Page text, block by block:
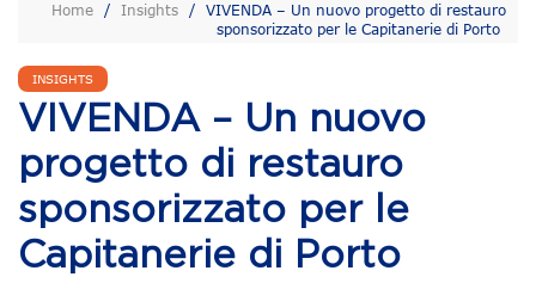
Home / Insights /
VIVENDA – Un nuovo progetto di restauro
sponsorizzato per le Capitanerie di Porto
INSIGHTS
VIVENDA – Un nuovo
progetto di restauro
sponsorizzato per le
Capitanerie di Porto